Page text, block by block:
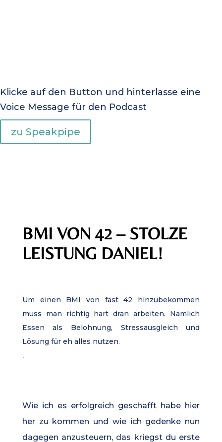
Klicke auf den Button und hinterlasse eine
Voice Message für den Podcast
zu Speakpipe
BMI VON 42 – STOLZE
LEISTUNG DANIEL!
Um einen BMI von fast 42 hinzubekommen
muss man richtig hart dran arbeiten. Nämlich
Essen als Belohnung, Stressausgleich und
Lösung für eh alles nutzen.
.
Wie ich es erfolgreich geschafft habe hier
her zu kommen und wie ich gedenke nun
dagegen anzusteuern, das kriegst du erste